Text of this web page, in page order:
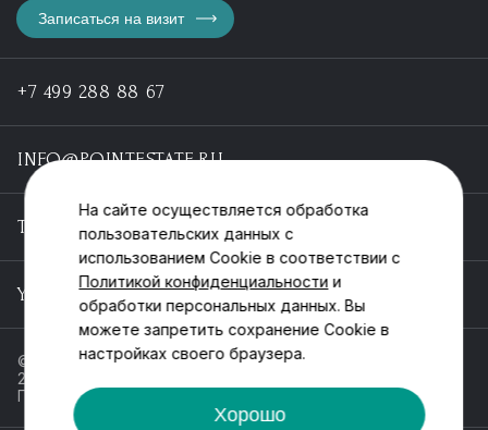
Записаться на визит
+7 499 288 88 67
INFO@POINTESTATE.RU
TELEGRAM
YOUTUBE
© ООО «Пойнт эстейт», ИНН 55546464612,
2013-2025
Политика обработки персональных данных
На сайте осуществляется обработка
пользовательских данных с
использованием Cookie в соответствии с
Политикой конфиденциальности и
обработки персональных данных. Вы
можете запретить сохранение Cookie в
настройках своего браузера.
Хорошо